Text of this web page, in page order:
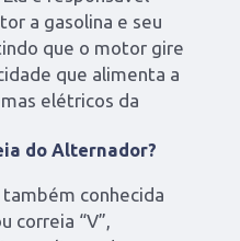
a gasolina e seu
que o motor gire
que alimenta a
elétricos da
do Alternador?
conhecida
correia “V”,